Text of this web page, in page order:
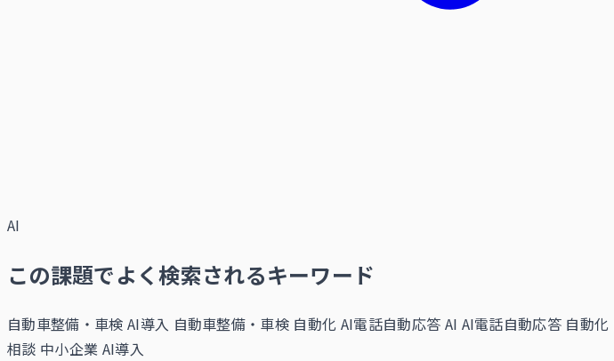
AI
この課題でよく検索されるキーワード
自動車整備・車検 AI導入 自動車整備・車検 自動化 AI電話自動応答 AI AI電話自動応答 自動化
相談 中小企業 AI導入